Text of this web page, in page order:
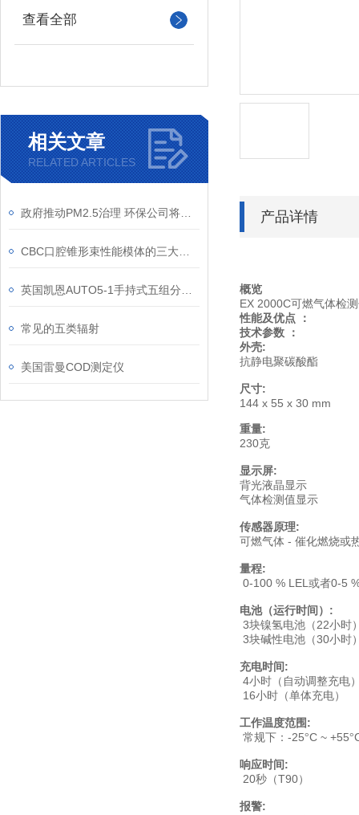
查看全部
相关文章
RELATED ARTICLES
常见的五类辐射
美国雷曼COD测定仪
产品详情
概览
EX 2000C可燃气体检
性能及优点
：
技术参数
：
外壳:
抗静电聚碳酸酯
尺寸:
144 x 55 x 30 mm
重量:
230克
显示屏:
背光液晶显示
气体检测值显示
传感器原理:
可燃气体 - 催化燃烧或
量程:
0-100 % LEL 或者0-5
电池（运行时间） :
3块镍氢电池 （22小时
3块碱性电池 （30小时
充电时间:
4小时（自动调整充电
16小时（单体充电）
工作温度范围:
常规下： -25°C ~ +55°
响应时间:
20秒（T90）
报警: